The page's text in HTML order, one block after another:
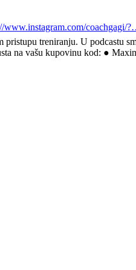
www.instagram.com/coachgagi/
pristupu treniranju. U podcastu
na vašu kupovinu kod: ●